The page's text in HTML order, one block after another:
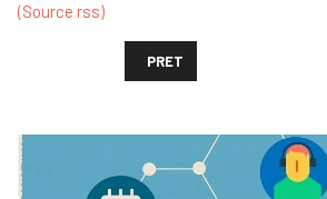
(Source rss)
PRETHODNI ČLANAK:
PRET